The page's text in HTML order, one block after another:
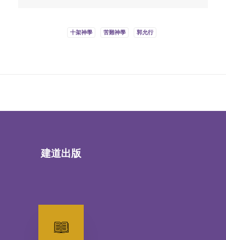
十架神學 苦難神學 郭允行
建道出版